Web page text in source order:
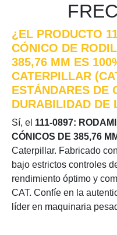
¿EL PRODUCTO
CÓNICO DE
385,76 MM ES
CATERPILLAR
ESTÁNDARES DE
DURABILIDAD DE
Sí, el 111-0897:
CÓNICOS DE 385,76
Caterpillar. Fabricado
bajo estrictos controles
rendimiento óptimo y
CAT. Confíe en la
líder en maquinaria